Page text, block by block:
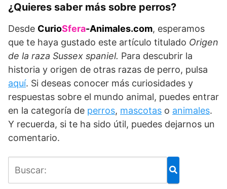
¿Quieres saber más sobre perros?
Desde CurioSfera-Animales.com, esperamos
que te haya gustado este artículo titulado Origen
de la raza Sussex spaniel. Para descubrir la
historia y origen de otras razas de perro, pulsa
aquí. Si deseas conocer más curiosidades y
respuestas sobre el mundo animal, puedes entrar
en la categoría de perros, mascotas o animales.
Y recuerda, si te ha sido útil, puedes dejarnos un
comentario.